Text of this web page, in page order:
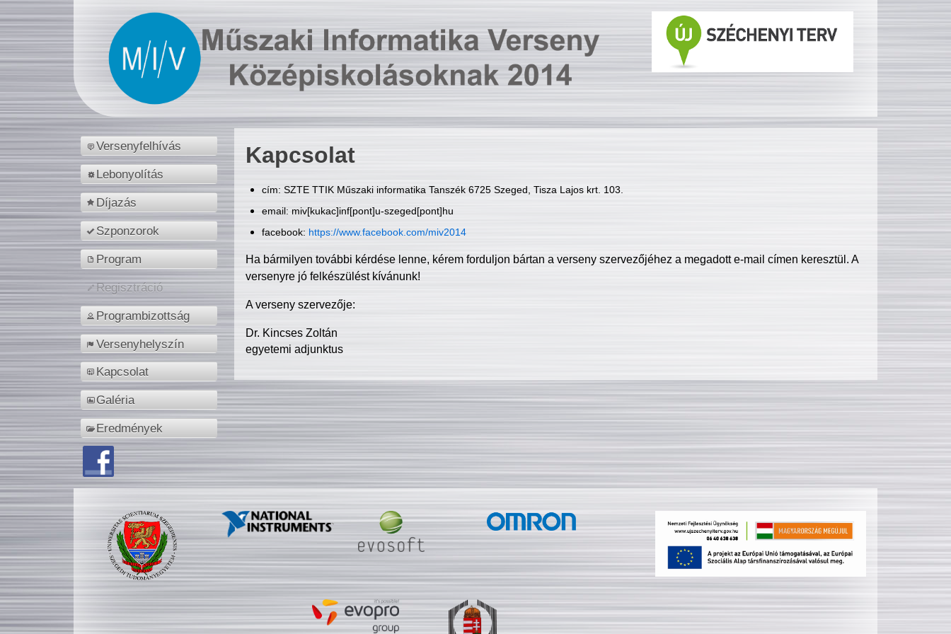
Versenyfelhívás
Lebonyolítás
Díjazás
Szponzorok
Program
Regisztráció
Programbizottság
Versenyhelyszín
Kapcsolat
Galéria
Eredmények
Kapcsolat
cím: SZTE TTIK Műszaki informatika Tanszék 6725 Szeged, Tisza Lajos krt. 103.
email: miv[kukac]inf[pont]u-szeged[pont]hu
facebook: https://www.facebook.com/miv2014
Ha bármilyen további kérdése lenne, kérem forduljon bártan a verseny szervezőjéhez a megadott e-mail címen keresztül. A
versenyre jó felkészülést kívánunk!
A verseny szervezője:
Dr. Kincses Zoltán
egyetemi adjunktus